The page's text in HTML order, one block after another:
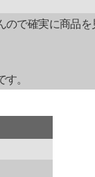
で確実に商品
。